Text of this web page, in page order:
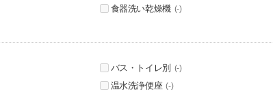
食器洗い乾燥機 (-)
バス・トイレ別 (-)
温水洗浄便座 (-)